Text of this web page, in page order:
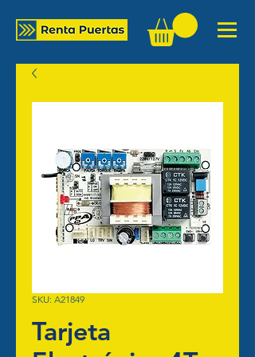
SKU: A21849
Tarjeta